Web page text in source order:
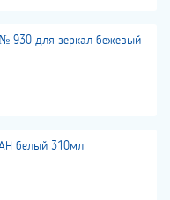
930 для зеркал бежевый
белый 310мл